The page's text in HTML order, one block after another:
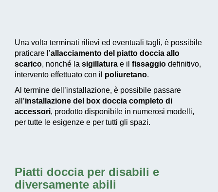
Una volta terminati rilievi ed eventuali tagli, è possibile
praticare l’allacciamento del piatto doccia allo
scarico, nonché la sigillatura e il fissaggio definitivo,
intervento effettuato con il poliuretano.
Al termine dell’installazione, è possibile passare
all’installazione del box doccia completo di
accessori, prodotto disponibile in numerosi modelli,
per tutte le esigenze e per tutti gli spazi.
Piatti doccia per disabili e
diversamente abili